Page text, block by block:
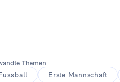
Themen
Erste Mannschaft